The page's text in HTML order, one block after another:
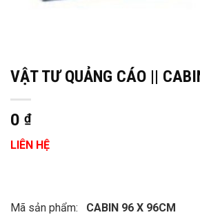
VẬT TƯ QUẢNG CÁO ||
0 ₫
LIÊN HỆ
Mã sản phẩm: CABIN 96 X 96CM